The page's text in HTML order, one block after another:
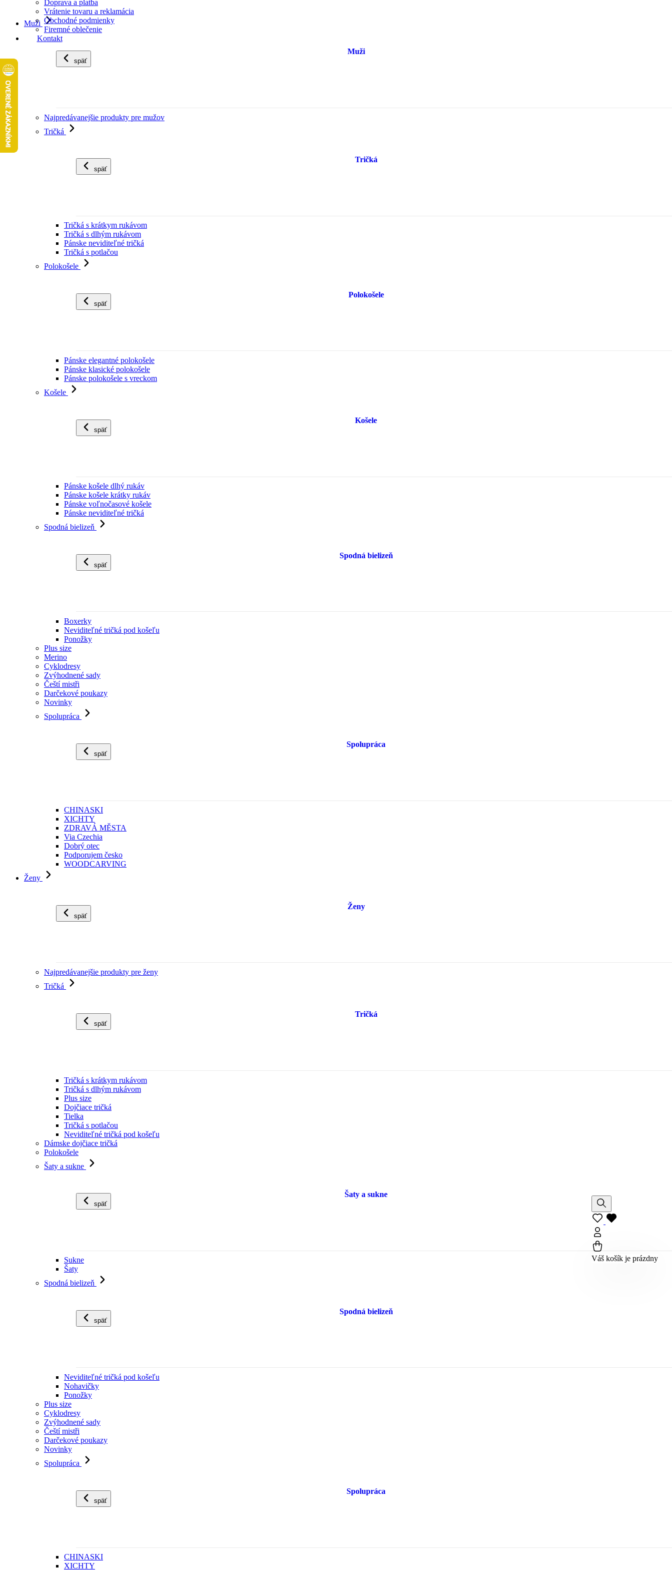
Doprava a platba
Vrátenie tovaru a reklamácia
Obchodné podmienky
Firemné oblečenie
Kontakt
Muži
späť
Muži
Najpredávanejšie produkty pre mužov
Tričká
späť
Tričká
Tričká s krátkym rukávom
Tričká s dlhým rukávom
Pánske neviditeľné tričká
Tričká s potlačou
Polokošele
späť
Polokošele
Pánske elegantné polokošele
Pánske klasické polokošele
Pánske polokošele s vreckom
Košele
späť
Košele
Pánske košele dlhý rukáv
Pánske košele krátky rukáv
Pánske voľnočasové košele
Pánske neviditeľné tričká
Spodná bielizeň
späť
Spodná bielizeň
Boxerky
Neviditeľné tričká pod košeľu
Ponožky
Plus size
Merino
Cyklodresy
Zvýhodnené sady
Čeští mistři
Darčekové poukazy
Novinky
Spolupráca
späť
Spolupráca
CHINASKI
XICHTY
ZDRAVÁ MĚSTA
Via Czechia
Dobrý otec
Podporujem česko
WOODCARVING
Ženy
späť
Ženy
Najpredávanejšie produkty pre ženy
Tričká
späť
Tričká
Tričká s krátkym rukávom
Tričká s dlhým rukávom
Plus size
Dojčiace tričká
Tielka
Tričká s potlačou
Neviditeľné tričká pod košeľu
Dámske dojčiace tričká
Polokošele
Šaty a sukne
späť
Šaty a sukne
Sukne
Šaty
Spodná bielizeň
späť
Spodná bielizeň
Neviditeľné tričká pod košeľu
Nohavičky
Ponožky
Plus size
Cyklodresy
Zvýhodnené sady
Čeští mistři
Darčekové poukazy
Novinky
Spolupráca
späť
Spolupráca
CHINASKI
XICHTY
Váš košík je prázdny